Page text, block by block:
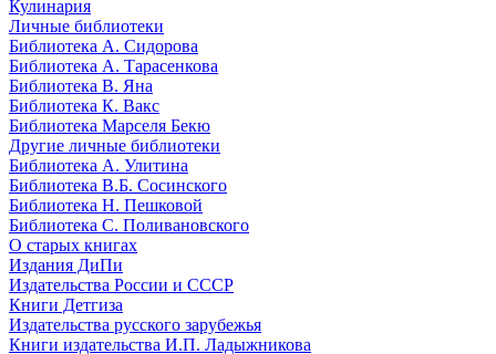
Кулинария
Личные библиотеки
Библиотека А. Сидорова
Библиотека А. Тарасенкова
Библиотека В. Яна
Библиотека К. Вакс
Библиотека Марселя Бекю
Другие личные библиотеки
Библиотека А. Улитина
Библиотека В.Б. Сосинского
Библиотека Н. Пешковой
Библиотека С. Поливановского
О старых книгах
Издания ДиПи
Издательства России и СССР
Книги Детгиза
Издательства русского зарубежья
Книги издательства И.П. Ладыжникова